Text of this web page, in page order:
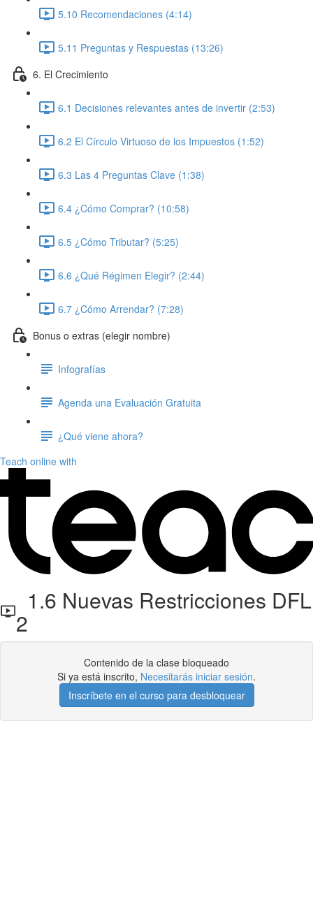
5.10 Recomendaciones (4:14)
5.11 Preguntas y Respuestas (13:26)
6. El Crecimiento
6.1 Decisiones relevantes antes de invertir (2:53)
6.2 El Círculo Virtuoso de los Impuestos (1:52)
6.3 Las 4 Preguntas Clave (1:38)
6.4 ¿Cómo Comprar? (10:58)
6.5 ¿Cómo Tributar? (5:25)
6.6 ¿Qué Régimen Elegir? (2:44)
6.7 ¿Cómo Arrendar? (7:28)
Bonus o extras (elegir nombre)
Infografías
Agenda una Evaluación Gratuita
¿Qué viene ahora?
Teach online with
1.6 Nuevas Restricciones DFL
2
Contenido de la clase bloqueado
Si ya está inscrito, Necesitarás iniciar sesión.
Inscríbete en el curso para desbloquear